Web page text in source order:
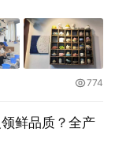
774
鲜品质？全产